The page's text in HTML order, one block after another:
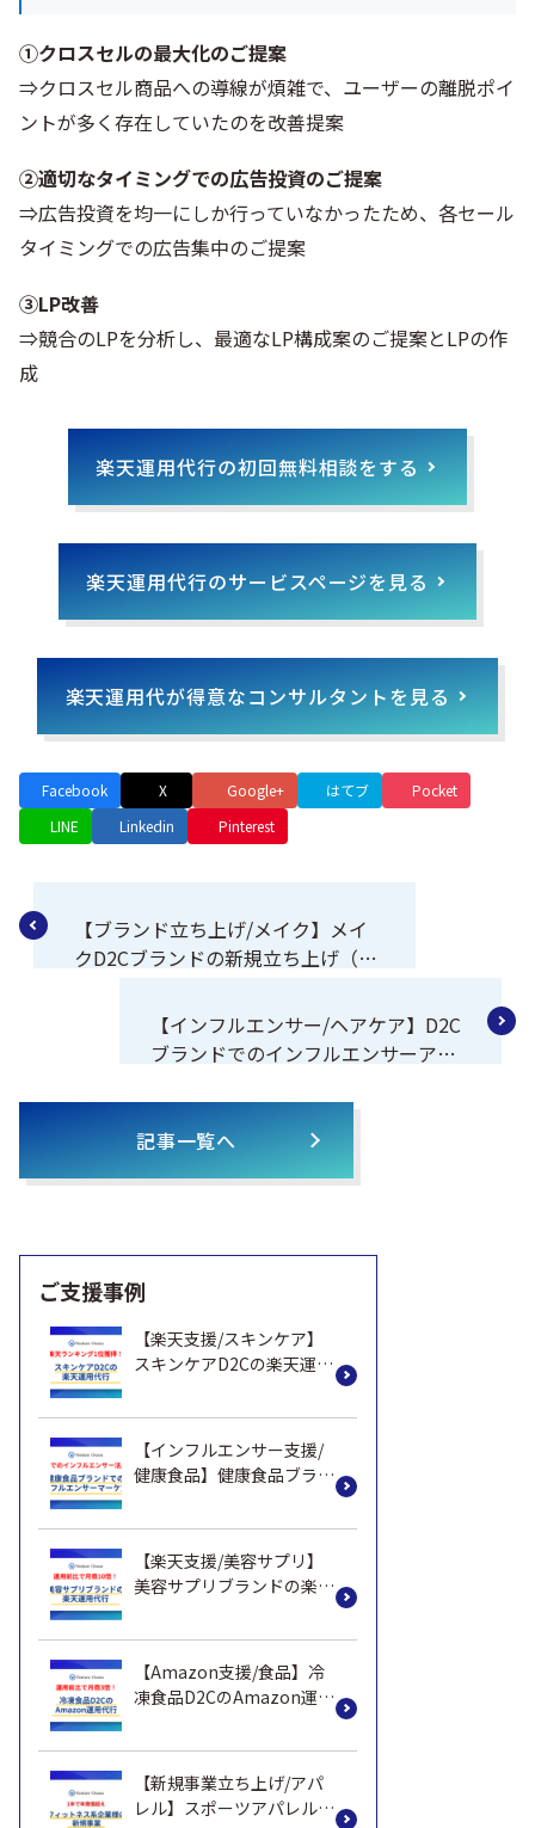
①クロスセルの最大化のご提案
⇒クロスセル商品への導線が煩雑で、ユーザーの離脱ポイ
ントが多く存在していたのを改善提案
②適切なタイミングでの広告投資のご提案
⇒広告投資を均一にしか行っていなかったため、各セール
タイミングでの広告集中のご提案
③LP改善
⇒競合のLPを分析し、最適なLP構成案のご提案とLPの作
成
楽天運用代行の初回無料相談をする
楽天運用代行のサービスページを見る
楽天運用代が得意なコンサルタントを見る
Facebook X Google+ はてブ
Pocket
LINE
Linkedin Pinterest
【ブランド立ち上げ/メイク】メイ
クD2Cブランドの新規立ち上げ（競
【インフルエンサー/ヘアケア】D2C
ブランドでのインフルエンサーアサ
ン超え）
記事一覧へ
ご支援事例
【楽天支援/スキンケア】
スキンケアD2Cの楽天運用
得）
【インフルエンサー支援/
健康食品】健康食品ブラン
ーケティング支援
【楽天支援/美容サプリ】
美容サプリブランドの楽天
【Amazon支援/食品】冷
凍食品D2CのAmazon運用
【新規事業立ち上げ/アパ
レル】スポーツアパレルブ